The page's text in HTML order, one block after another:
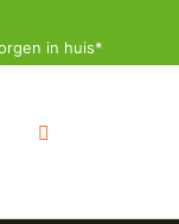
in huis*